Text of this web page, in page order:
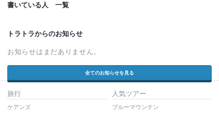
書いている人 一覧
トラトラからのお知らせ
お知らせはまだありません。
全てのお知らせを見る
旅行
ケアンズ
人気ツアー
ブルーマウンテン